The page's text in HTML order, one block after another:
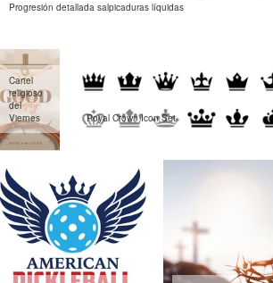
Progresión detallada salpicaduras líquidas
Cartel
religioso
del
Viernes
Royal Crown Icon Set